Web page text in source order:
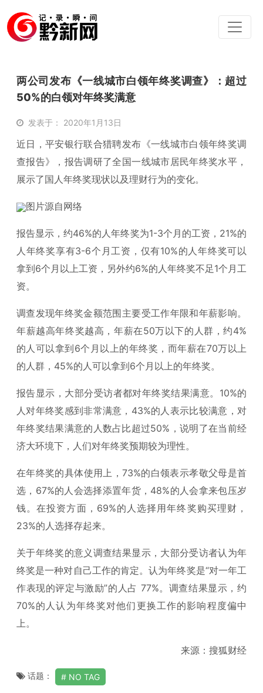
两公司发布《一线城市白领年终奖调查》：超过
50%的白领对年终奖满意
发表于： 2020年1月13日
近日，平安银行联合猎聘发布《一线城市白领年终奖调
查报告》，报告调研了全国一线城市居民年终奖水平，
展示了国人年终奖现状以及理财行为的变化。
图片源自网络
报告显示，约46%的人年终奖为1-3个月的工资，21%的
人年终奖享有3-6个月工资，仅有10%的人年终奖可以
拿到6个月以上工资，另外约6%的人年终奖不足1个月工
资。
调查发现年终奖金额范围主要受工作年限和年薪影响。
年薪越高年终奖越高，年薪在50万以下的人群，约4%
的人可以拿到6个月以上的年终奖，而年薪在70万以上
的人群，45%的人可以拿到6个月以上的年终奖。
报告显示，大部分受访者都对年终奖结果满意。10%的
人对年终奖感到非常满意，43%的人表示比较满意，对
年终奖结果满意的人数占比超过50%，说明了在当前经
济大环境下，人们对年终奖预期较为理性。
在年终奖的具体使用上，73%的白领表示孝敬父母是首
选，67%的人会选择添置年货，48%的人会拿来包压岁
钱。在投资方面，69%的人选择用年终奖购买理财，
23%的人选择存起来。
关于年终奖的意义调查结果显示，大部分受访者认为年
终奖是一种对自己工作的肯定。认为年终奖是“对一年工
作表现的评定与激励”的人占 77%。调查结果显示，约
70%的人认为年终奖对他们更换工作的影响程度偏中
上。
来源：搜狐财经
话题： NO TAG